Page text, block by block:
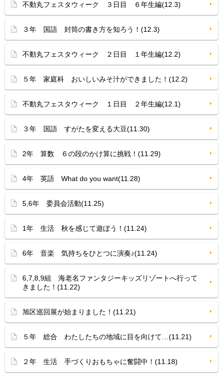
不動丸フェスタウィーク ３日目 ６年生編(12.3)
３年 国語 封筒の書き方を知ろう！(12.3)
不動丸フェスタウィーク ２日目 １年生編(12.2)
５年 家庭科 おいしいみそ汁ができました！(12.2)
不動丸フェスタウィーク １日目 ２年生編(12.1)
３年 国語 すがたを変える大豆(11.30)
2年 算数 ６の段のかけ算に挑戦！(11.29)
4年 英語 What do you want(11.28)
5,6年 委員会活動(11.25)
1年 生活 秋を感じて遊ぼう！(11.24)
6年 音楽 気持ちをひとつに演奏♪(11.24)
6,7,8,9組 海老名ファンタジーキッズリゾートへ行って
きました！(11.22)
旭区巡回展が始まりました！(11.21)
５年 総合 わたしたちの地域に目を向けて…(11.21)
２年 生活 手づくりおもちゃに奮闘中！(11.18)